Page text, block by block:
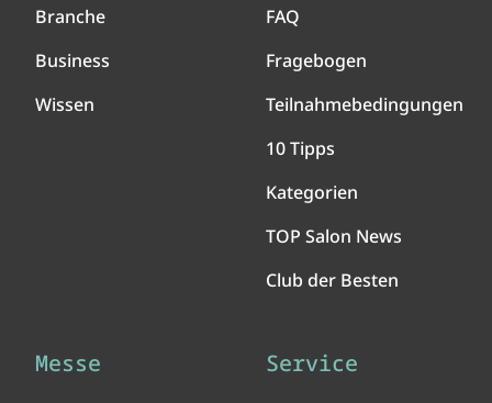
Branche
Business
Wissen
FAQ
Fragebogen
Teilnahmebedingungen
10 Tipps
Kategorien
TOP Salon News
Club der Besten
Messe Service